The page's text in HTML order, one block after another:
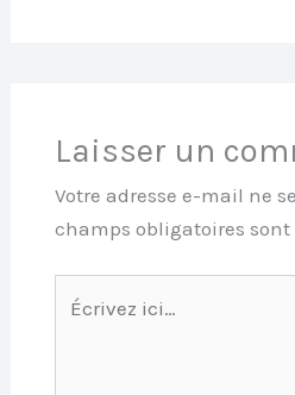
Laisser un
Votre adresse e-mail ne
champs obligatoires